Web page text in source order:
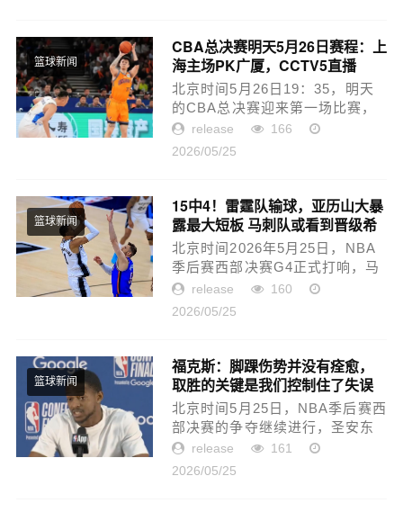
刺...
篮球新闻
CBA总决赛明天5月26日赛程：上
海主场PK广厦，CCTV5直播
北京时间5月26日19：35，明天
的CBA总决赛迎来第一场比赛，
上海主场迎战广厦，赛制是7局4
胜！上海的晋级之路是2-0淘汰了
深圳！上...
release
166
2026/05/25
篮球新闻
15中4！雷霆队输球，亚历山大暴
露最大短板 马刺队或看到晋级希
望
北京时间2026年5月25日，NBA
季后赛西部决赛G4正式打响，马
刺队继续坐镇主场迎战雷霆队，
在系列赛连输掉两场、又被波波
醒，球...
release
160
2026/05/25
篮球新闻
福克斯：脚踝伤势并没有痊愈，
取胜的关键是我们控制住了失误
北京时间5月25日，NBA季后赛西
部决赛的争夺继续进行，圣安东
尼奥马刺主场103-82战胜俄克拉
荷马雷霆，总比分2-2扳平。赛
release
161
2026/05/25